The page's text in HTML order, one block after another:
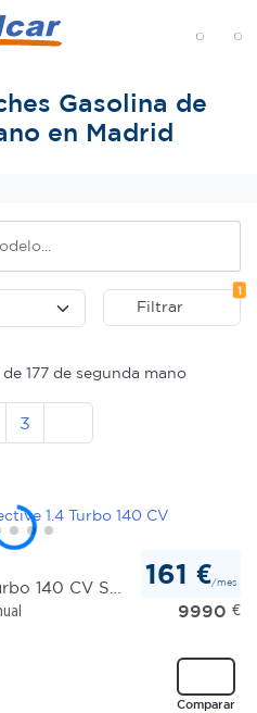
Gasolina de
en Madrid
Filtrar
1
de 177 de segunda mano
3
161 €/mes
9990 €
Comparar